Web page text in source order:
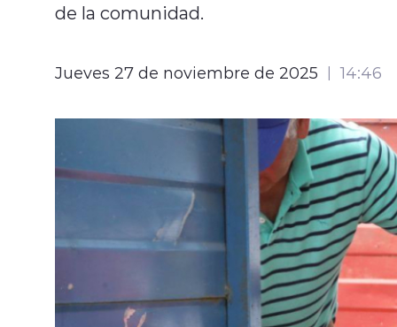
de la comunidad.
Jueves 27 de noviembre de 2025 14:46